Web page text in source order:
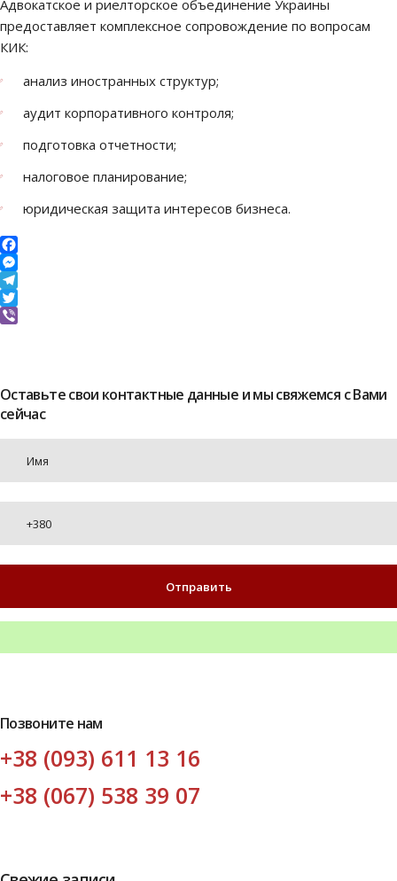
Адвокатское и риелторское объединение Украины
предоставляет комплексное сопровождение по вопросам
КИК:
анализ иностранных структур;
аудит корпоративного контроля;
подготовка отчетности;
налоговое планирование;
юридическая защита интересов бизнеса.
Facebook
Messenger
Telegram
Twitter
Оставьте свои контактные данные и мы свяжемся с Вами
сейчас
Позвоните нам
+38 (093) 611 13 16
+38 (067) 538 39 07